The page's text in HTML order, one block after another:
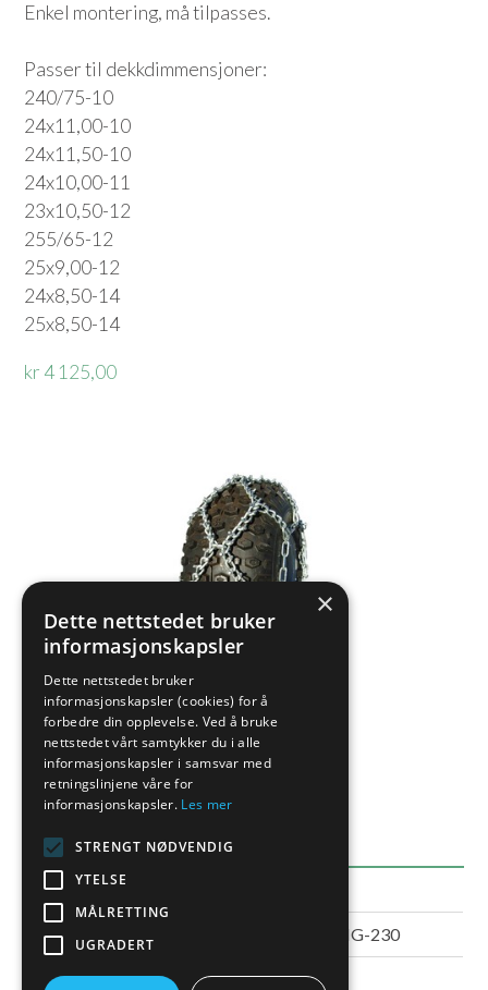
Enkel montering, må tilpasses.
Passer til dekkdimmensjoner:
240/75-10
24x11,00-10
24x11,50-10
24x10,00-11
23x10,50-12
255/65-12
25x9,00-12
24x8,50-14
25x8,50-14
kr 4 125,00
DETALJER
Varenummer
KJETTING-230
×
Dette nettstedet bruker
informasjonskapsler
Dette nettstedet bruker
informasjonskapsler (cookies) for å
forbedre din opplevelse. Ved å bruke
nettstedet vårt samtykker du i alle
informasjonskapsler i samsvar med
retningslinjene våre for
informasjonskapsler. Les mer
STRENGT NØDVENDIG
YTELSE
MÅLRETTING
UGRADERT